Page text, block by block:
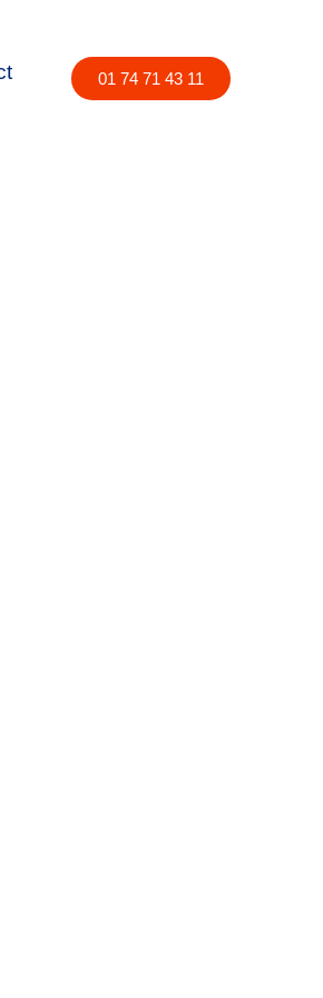
01 74 71 43 11